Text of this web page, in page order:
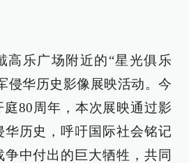
高乐广场附近的“星光俱乐
侵华历史影像展映活动。今
80周年，本次展映通过影
历史，呼吁国际社会铭记
中付出的巨大牺牲，共同